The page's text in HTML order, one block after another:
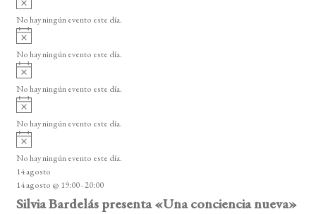
o
v
i
o
No hay ningún evento este día.
A
v
i
o
No hay ningún evento este día.
A
v
i
o
No hay ningún evento este día.
A
v
i
o
No hay ningún evento este día.
A
v
i
s
o
No hay ningún evento este día.
14 agosto
14 agosto @ 19:00-20:00
Silvia Bardelás presenta «Una conciencia nueva»